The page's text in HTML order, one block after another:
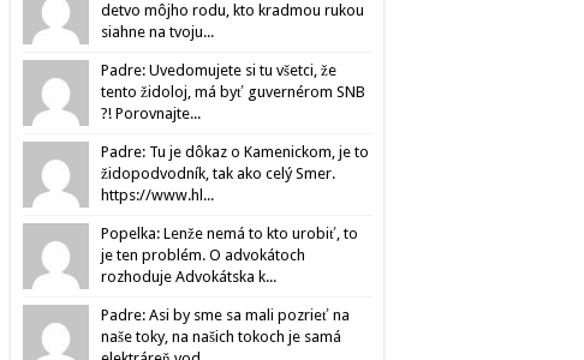
detvo môjho rodu, kto kradmou rukou
siahne na tvoju...
Padre: Uvedomujete si tu všetci, že
tento židoloj, má byť guvernérom SNB
?! Porovnajte...
Padre: Tu je dôkaz o Kamenickom, je to
židopodvodník, tak ako celý Smer.
https://www.hl...
Popelka: Lenže nemá to kto urobiť, to
je ten problém. O advokátoch
rozhoduje Advokátska k...
Padre: Asi by sme sa mali pozrieť na
naše toky, na našich tokoch je samá